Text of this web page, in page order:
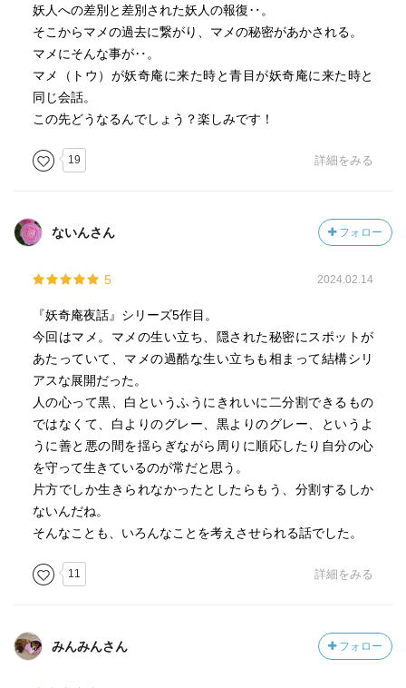
かなり非人道的な手段をとる青目に、おいコラ！では無
く、もうやめて…やめなよ…でもどうやって止めてあげた
ら良いか私も洗足先生も分からないよ…と辛くなってしま
ったのです。
たキャラクターを溶かす作業、本作でより理解が深まりま
す。
マメくんが脇坂とかき氷を食べに行った際にした質問が印
これは読まれていないと分かり辛いとは思いますが「黒と
白はどちらが好きか？」という質問に対し、脇坂は両方の
良さをしっかりと伝えた上で「でも白だ」と言い切りま
す。
この脇坂ならではの純粋な返答は、マメくんにきっと大き
な気付きをもたらした筈です。
甲藤もマメくんに諦めない事を教えます。彼自身も洗足が
真剣に怒ってくれた事により、そこで反発するのではな
く、初めて自分のために真剣に怒ってくれたと前向きに変
わろうとしています。
度にサポートをして脇坂の成長に一役買っています。
との確執に洗足の救いになればと願わずにはいられませ
妖人への差別と差別された妖人の報復‥。
そこからマメの過去に繋がり、マメの秘密があかされる。
マメにそんな事が‥。
マメ（トウ）が妖奇庵に来た時と青目が妖奇庵に来た時と
同じ会話。
この先どうなるんでしょう？楽しみです！
19 詳細をみる
ないんさん フォロー
5 2024.02.14
『妖奇庵夜話』シリーズ5作目。
今回はマメ。マメの生い立ち、隠された秘密にスポットが
あたっていて、マメの過酷な生い立ちも相まって結構シリ
アスな展開だった。
人の心って黒、白というふうにきれいに二分割できるもの
ではなくて、白よりのグレー、黒よりのグレー、というよ
うに善と悪の間を揺らぎながら周りに順応したり自分の心
を守って生きているのが常だと思う。
片方でしか生きられなかったとしたらもう、分割するしか
ないんだね。
そんなことも、いろんなことを考えさせられる話でした。
11 詳細をみる
みんみんさん フォロー